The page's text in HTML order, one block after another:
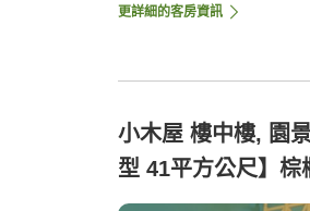
更詳細的客房資訊
小木屋 樓中樓, 園
型 41平方公尺】棕